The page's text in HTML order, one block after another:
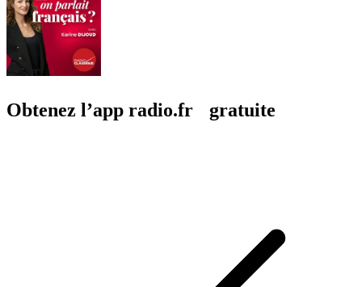
Obtenez l’app radio.fr gratuite